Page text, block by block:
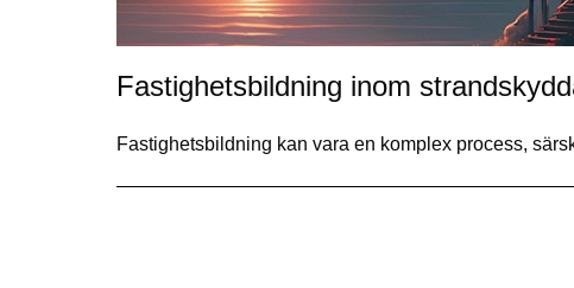
Fastighetsbildning inom
Fastighetsbildning kan vara en komplex process,